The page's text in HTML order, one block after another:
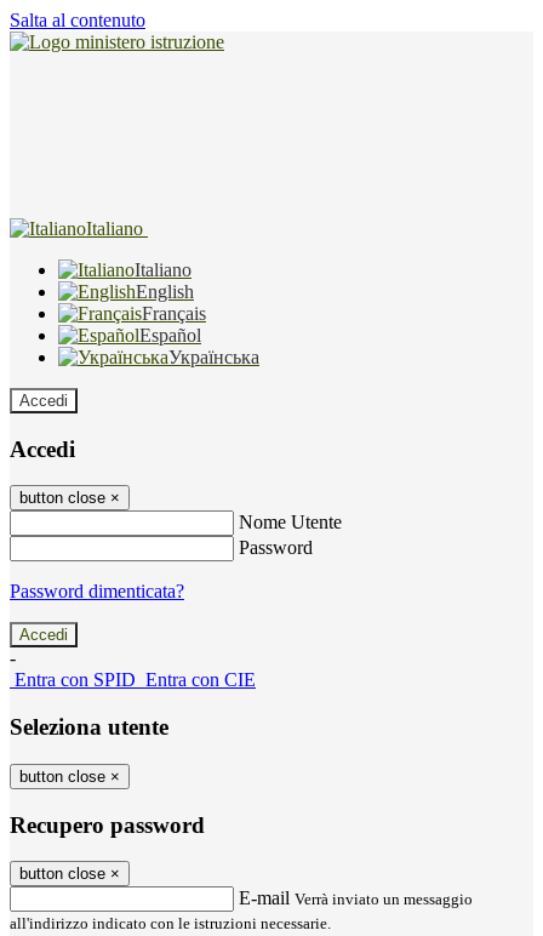
Salta al contenuto
Italiano
Italiano
English
Français
Español
Українська
Accedi
Accedi
button close ×
Nome Utente
Password
Password dimenticata?
-
Entra con SPID Entra con CIE
Seleziona utente
button close ×
Recupero password
button close ×
E-mail Verrà inviato un messaggio
all'indirizzo indicato con le istruzioni necessarie.